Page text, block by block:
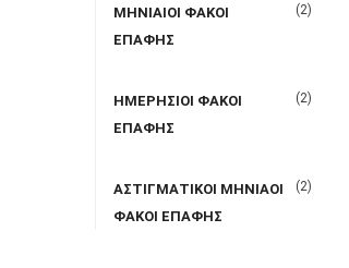
ΜΗΝΙΑΙΟΙ ΦΑΚΟΙ
ΕΠΑΦΗΣ
(2)
ΗΜΕΡΗΣΙΟΙ ΦΑΚΟΙ
ΕΠΑΦΗΣ
(2)
ΑΣΤΙΓΜΑΤΙΚΟΙ ΜΗΝΙΑΟΙ
ΦΑΚΟΙ ΕΠΑΦΗΣ
(2)